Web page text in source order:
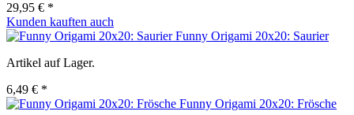
29,95 € *
Kunden kauften auch
Funny Origami 20x20: Saurier
Artikel auf Lager.
6,49 € *
Funny Origami 20x20: Frösche